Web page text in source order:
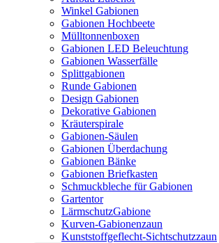
Winkel Gabionen
Gabionen Hochbeete
Mülltonnenboxen
Gabionen LED Beleuchtung
Gabionen Wasserfälle
Splittgabionen
Runde Gabionen
Design Gabionen
Dekorative Gabionen
Kräuterspirale
Gabionen-Säulen
Gabionen Überdachung
Gabionen Bänke
Gabionen Briefkasten
Schmuckbleche für Gabionen
Gartentor
LärmschutzGabione
Kurven-Gabionenzaun
Kunststoffgeflecht-Sichtschutzzaun